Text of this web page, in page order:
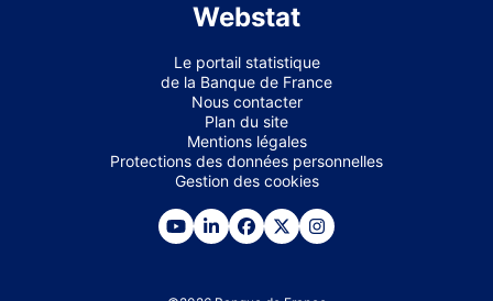
Webstat
Le portail statistique
de la Banque de France
Nous contacter
Plan du site
Mentions légales
Protections des données personnelles
Gestion des cookies